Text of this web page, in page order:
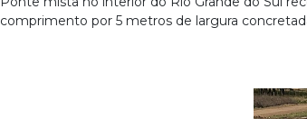
comprimento por 5 metros de largura